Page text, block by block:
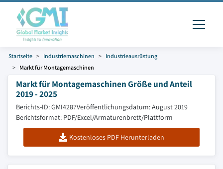
Startseite Industriemaschinen
Industrieausrüstung
Markt für Montagemaschinen
Markt für Montagemaschinen Größe und Anteil
2019 - 2025
Berichts-ID: GMI4287Veröffentlichungsdatum: August 2019
Berichtsformat: PDF/Excel/Armaturenbrett/Plattform
Kostenloses PDF Herunterladen